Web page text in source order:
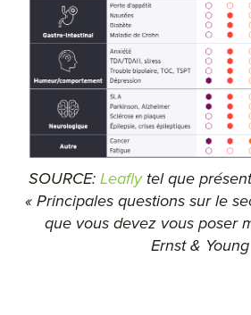
SOURCE: Leaflytel que
« Principales questions sur le
que vous devez vous poser
Ernst & Young